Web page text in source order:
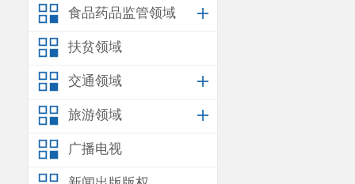
食品药品监管领域
扶贫领域
交通领域
旅游领域
广播电视